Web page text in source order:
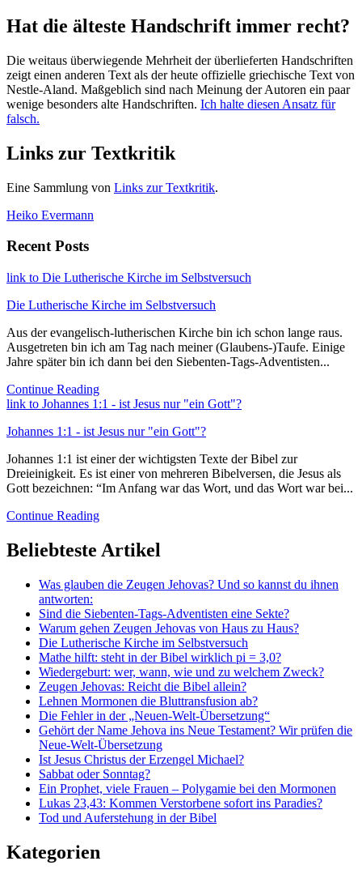
Hat die älteste Handschrift immer recht?
Die weitaus überwiegende Mehrheit der überlieferten Handschriften
zeigt einen anderen Text als der heute offizielle griechische Text von
Nestle-Aland. Maßgeblich sind nach Meinung der Autoren ein paar
wenige besonders alte Handschriften. Ich halte diesen Ansatz für
falsch.
Links zur Textkritik
Eine Sammlung von Links zur Textkritik.
Heiko Evermann
Recent Posts
link to Die Lutherische Kirche im Selbstversuch
Die Lutherische Kirche im Selbstversuch
Aus der evangelisch-lutherischen Kirche bin ich schon lange raus.
Ausgetreten bin ich am Tag nach meiner (Glaubens-)Taufe. Einige
Jahre später bin ich dann bei den Siebenten-Tags-Adventisten...
Continue Reading
link to Johannes 1:1 - ist Jesus nur "ein Gott"?
Johannes 1:1 - ist Jesus nur "ein Gott"?
Johannes 1:1 ist einer der wichtigsten Texte der Bibel zur
Dreieinigkeit. Es ist einer von mehreren Bibelversen, die Jesus als
Gott bezeichnen: “Im Anfang war das Wort, und das Wort war bei...
Continue Reading
Beliebteste Artikel
Was glauben die Zeugen Jehovas? Und so kannst du ihnen
antworten:
Sind die Siebenten-Tags-Adventisten eine Sekte?
Warum gehen Zeugen Jehovas von Haus zu Haus?
Die Lutherische Kirche im Selbstversuch
Mathe hilft: steht in der Bibel wirklich pi = 3,0?
Wiedergeburt: wer, wann, wie und zu welchem Zweck?
Zeugen Jehovas: Reicht die Bibel allein?
Lehnen Mormonen die Bluttransfusion ab?
Die Fehler in der „Neuen-Welt-Übersetzung“
Gehört der Name Jehova ins Neue Testament? Wir prüfen die
Neue-Welt-Übersetzung
Ist Jesus Christus der Erzengel Michael?
Sabbat oder Sonntag?
Ein Prophet, viele Frauen – Polygamie bei den Mormonen
Lukas 23,43: Kommen Verstorbene sofort ins Paradies?
Tod und Auferstehung in der Bibel
Kategorien